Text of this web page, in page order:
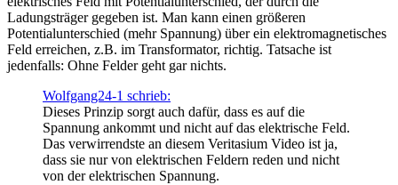
Ladungsträger gegeben ist. Man kann einen größeren
Potentialunterschied (mehr Spannung) über ein elektromagnetisches
Feld erreichen, z.B. im Transformator, richtig. Tatsache ist
jedenfalls: Ohne Felder geht gar nichts.
Wolfgang24-1 schrieb:
Dieses Prinzip sorgt auch dafür, dass es auf die
Spannung ankommt und nicht auf das elektrische Feld.
Das verwirrendste an diesem Veritasium Video ist ja,
dass sie nur von elektrischen Feldern reden und nicht
von der elektrischen Spannung.